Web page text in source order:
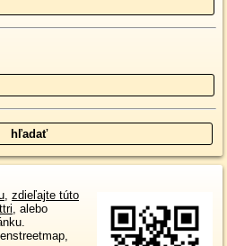
, zdieľajte túto
, alebo